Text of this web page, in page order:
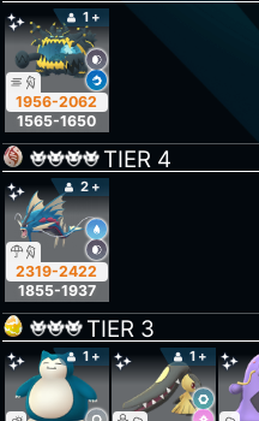
1+
1956-2062
1565-1650
TIER 4
2+
2319-2422
1855-1937
TIER 3
1+ 1+